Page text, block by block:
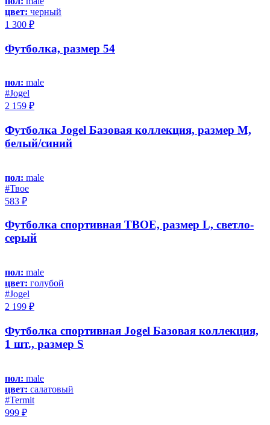
цвет: черный
1 300 ₽
Футболка, размер 54
пол: male
#Jоgel
2 159 ₽
Футболка Jogel Базовая коллекция, размер M,
белый/синий
пол: male
#Твое
583 ₽
Футболка спортивная ТВОЕ, размер L, светло-
серый
пол: male
цвет: голубой
#Jоgel
2 199 ₽
Футболка спортивная Jogel Базовая коллекция,
1 шт., размер S
пол: male
цвет: салатовый
#Termit
999 ₽